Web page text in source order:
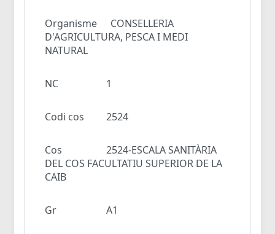
Organisme
CONSELLERIA
D'AGRICULTURA, PESCA I MEDI
NATURAL
NC 1
Codi cos 2524
Cos
2524-ESCALA SANITÀRIA
DEL COS FACULTATIU SUPERIOR DE LA
CAIB
Gr A1